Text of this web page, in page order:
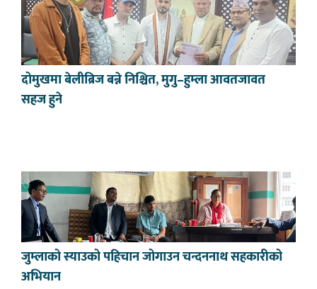
दोमुखमा बेलीब्रिज बन्ने निश्चित, मुगु–हुम्ला आवतजावत
सहज हुने
जुम्लाको स्याउको पहिचान जोगाउन चन्दननाथ सहकारीको
अभियान